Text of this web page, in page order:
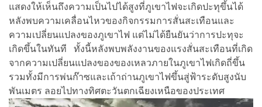
แสดงให้เห็นถึงความเป็นไปได้สูงที่ภูเขาไฟจะเกิดปะทุขึ้นได้
หลังพบความเคลื่อนไหวของกิจกรรมการสั่นสะเทือนและ
ความเปลี่ยนแปลงของภูเขาไฟ แต่ไม่ได้ยืนยันว่าการปะทุจะ
เกิดขึ้นในทันที ทั้งนี้หลังพบพลังงานของแรงสั่นสะเทือนที่เกิด
จากความเปลี่ยนแปลงของของเหลวภายในภูเขาไฟเกิดถี่ขึ้น
รวมทั้งมีการพ่นก๊าซและเถ้าถ่านภูเขาไฟขึ้นสู่ฟ้าระดับสูงนับ
พันเมตร ลอยไปทางทิศตะวันตกเฉียงเหนือของประเทศ